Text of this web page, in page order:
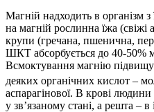
Магній надходить в організм
на магній рослинна їжа (свіжі
крупи (гречана, пшенична,
ШКТ абсорбується до 40-50%
Всмоктування магнію
деяких органічних кислот –
аспарагінової. В крові
у зв’язаному стані, а решта – в